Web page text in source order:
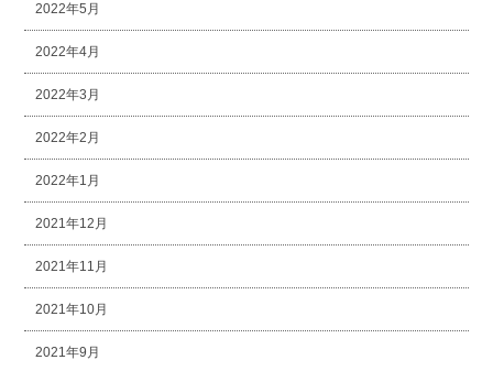
2022年5月
2022年4月
2022年3月
2022年2月
2022年1月
2021年12月
2021年11月
2021年10月
2021年9月